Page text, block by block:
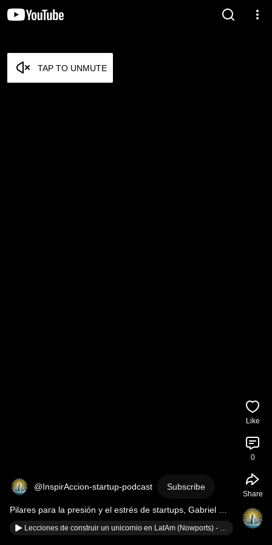
TAP TO UNMUTE
@InspirAccion-startup-podcast Subscribe
Pilares para la presión y el estrés de startups, Gabriel
García da Rosa (Ex VP of Growth @ Nowports)
Lecciones de construir un unicornio en LatAm (Nowports) - Santiago y Gabriel García da Rosa
Like
0
Share